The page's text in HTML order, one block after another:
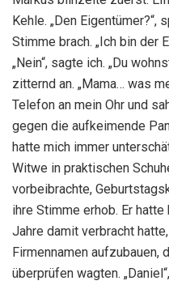
Kehle. „Den
Stimme brach. „Ich bin der
„Nein“, sagte ich. „Du
zitternd an. „Mama… was
Telefon an mein Ohr und
gegen die aufkeimende
hatte mich immer
Witwe in praktischen
vorbeibrachte,
ihre Stimme erhob. Er
Jahre damit verbracht
Firmennamen aufzubauen,
überprüfen wagten.